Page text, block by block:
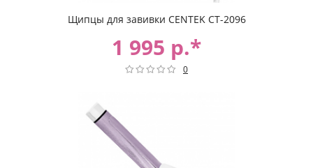
Щипцы для завивки CENTEK CT-2096
1 995 р.*
0